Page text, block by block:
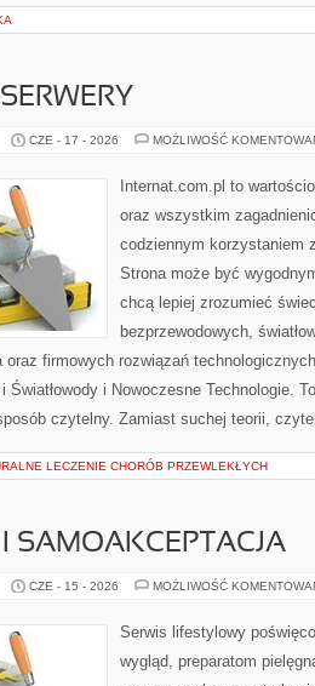
CZE - 17 - 2026 MOŻLIWOŚĆ
Internat.com.pl to
oraz wszystkim
codziennym korzystaniem
Strona może być
chcą lepiej zrozumieć
bezprzewodowych,
oraz firmowych rozwiązań
Światłowody i Nowoczesne Technologie.
czytelny. Zamiast suchej teorii,
LECZENIE CHORÓB PRZEWLEKŁYCH
I SAMOAKCEPTACJA
CZE - 15 - 2026 MOŻLIWOŚĆ
Serwis lifestylowy
wygląd, preparatom